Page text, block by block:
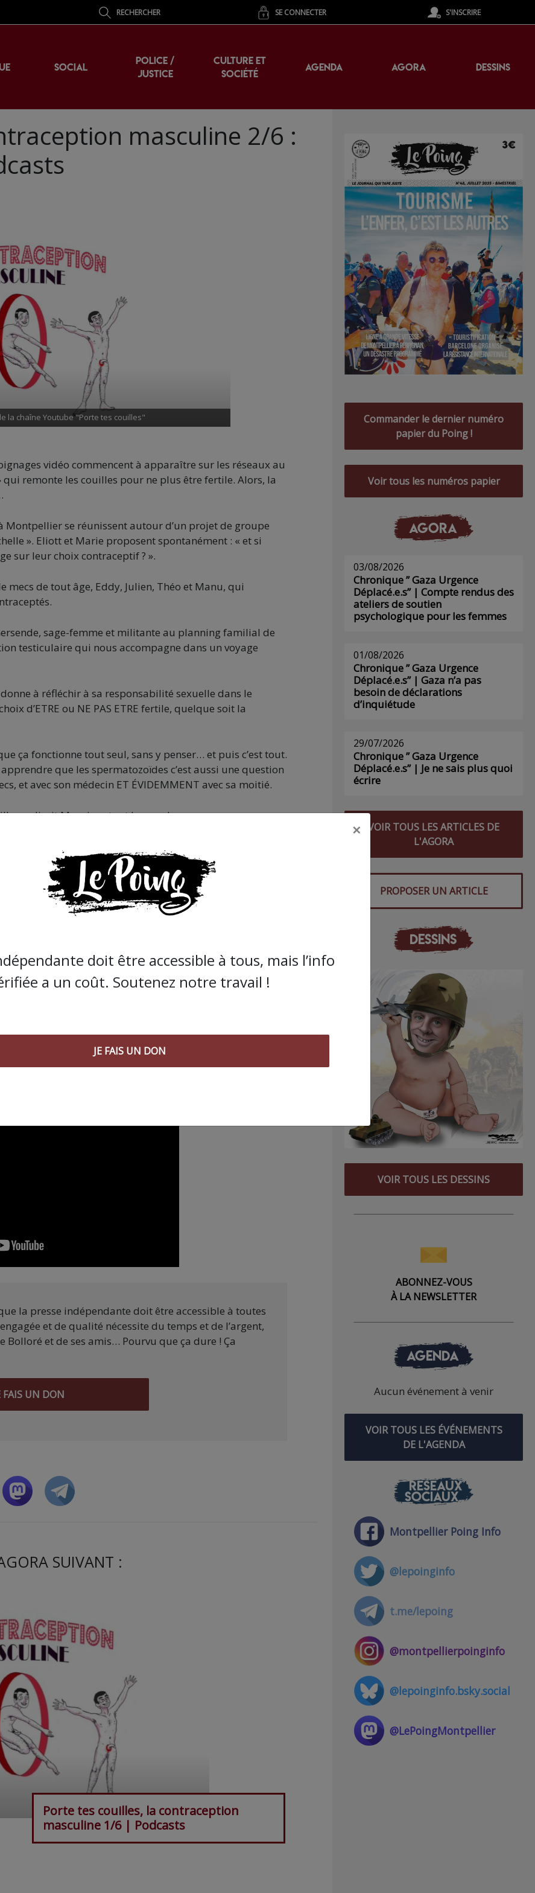
RECHERCHER SE CONNECTER S'INSCRIRE
SOCIAL
POLICE /
JUSTICE
CULTURE ET
SOCIÉTÉ
AGENDA AGORA DESSINS
masculine 2/6 :
la chaîne Youtube "Porte tes couilles"
vidéo commencent à apparaître sur les réseaux au
qui remonte les couilles pour ne plus être fertile. Alors, la
Montpellier se réunissent autour d’un projet de groupe
». Eliott et Marie proposent spontanément : « et si
sur leur choix contraceptif ? ».
de tout âge, Eddy, Julien, Théo et Manu, qui
sage-femme et militante au planning familial de
testiculaire qui nous accompagne dans un voyage
à réfléchir à sa responsabilité sexuelle dans le
d’ETRE ou NE PAS ETRE fertile, quelque soit la
ça fonctionne tout seul, sans y penser… et puis c’est tout.
que les spermatozoïdes c’est aussi une question
et avec son médecin ET ÉVIDEMMENT avec sa moitié.
», dirait Monsieur tout le monde.
mec qui ne l’est pas provoque des réactions crispées
millions de femmes avalent chaque jour, et sans
infuse toi un petit tilleul et ça va aller…
et chaque année, et il s’en porte comme un
du couple ?
fermé, chaque soutien-gorge transformé, c’était botter les
/ l’anneau contraceptif masculin et de son parcours
instagram, spotify, youtube et soundcloud
la presse indépendante doit être accessible à toutes
et de qualité nécessite du temps et de l’argent,
et de ses amis… Pourvu que ça dure ! Ça
FAIS UN DON
SUIVANT :
Porte tes couilles, la contraception
masculine 1/6 | Podcasts
Commander le dernier numéro
papier du Poing !
Voir tous les numéros papier
AGORA
03/08/2026
Chronique ” Gaza Urgence
Déplacé.e.s” | Compte rendus des
ateliers de soutien
psychologique pour les femmes
01/08/2026
Chronique ” Gaza Urgence
Déplacé.e.s” | Gaza n’a pas
besoin de déclarations
d’inquiétude
29/07/2026
Chronique ” Gaza Urgence
Déplacé.e.s” | Je ne sais plus quoi
écrire
VOIR TOUS LES ARTICLES DE
L'AGORA
PROPOSER UN ARTICLE
DESSINS
VOIR TOUS LES DESSINS
ABONNEZ-VOUS
À LA NEWSLETTER
AGENDA
Aucun événement à venir
VOIR TOUS LES ÉVÉNEMENTS
DE L'AGENDA
RÉSEAUX
SOCIAUX
Montpellier Poing Info
@lepoinginfo
t.me/lepoing
@montpellierpoinginfo
@lepoinginfo.bsky.social
@LePoingMontpellier
×
doit être accessible à tous, mais l’info
a un coût. Soutenez notre travail !
JE FAIS UN DON